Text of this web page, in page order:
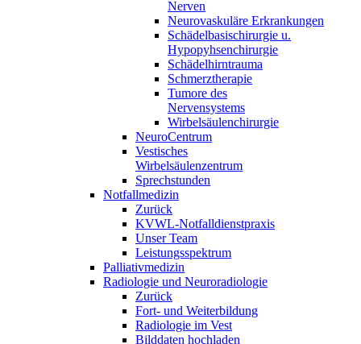
Nerven
Neurovaskuläre Erkrankungen
Schädelbasischirurgie u.
Hypopyhsenchirurgie
Schädelhirntrauma
Schmerztherapie
Tumore des
Nervensystems
Wirbelsäulenchirurgie
NeuroCentrum
Vestisches
Wirbelsäulenzentrum
Sprechstunden
Notfallmedizin
Zurück
KVWL-Notfalldienstpraxis
Unser Team
Leistungsspektrum
Palliativmedizin
Radiologie und Neuroradiologie
Zurück
Fort- und Weiterbildung
Radiologie im Vest
Bilddaten hochladen